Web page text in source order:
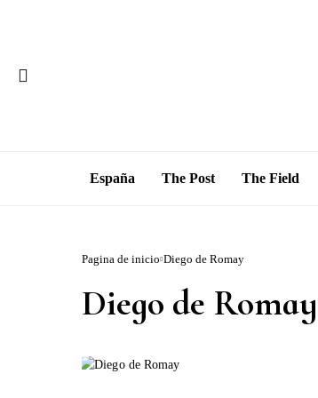
España The Post The Field
Pagina de inicio Diego de Romay
Diego de Romay